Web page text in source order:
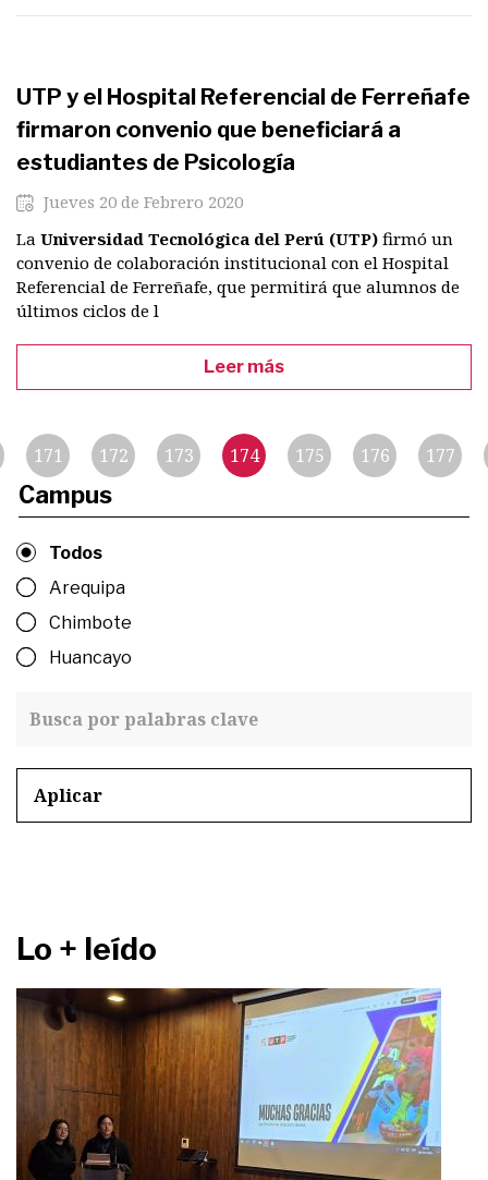
UTP y el Hospital Referencial de Ferreñafe
firmaron convenio que beneficiará a
estudiantes de Psicología
Jueves 20 de Febrero 2020
La Universidad Tecnológica del Perú (UTP) firmó un
convenio de colaboración institucional con el Hospital
Referencial de Ferreñafe, que permitirá que alumnos de
últimos ciclos de l
Leer más
Paginación
171 172 173 174 175 176 177
Campus
Todos
Arequipa
Chimbote
Huancayo
Aplicar
Lo + leído